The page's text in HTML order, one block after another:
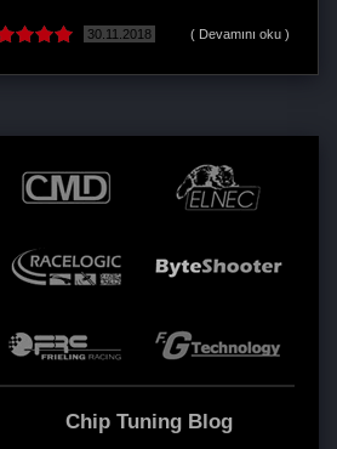
30.11.2018 ( Devamını oku )
Chip Tuning Blog